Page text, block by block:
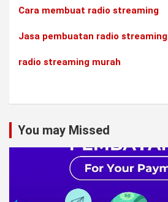
Cara membuat radio streaming
Jasa pembuatan radio streaming
radio streaming murah
You may Missed